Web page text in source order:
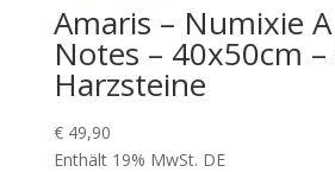
Amaris – Numixie
Notes – 40x50cm –
Harzsteine
€49,90
Enthält 19% MwSt. DE